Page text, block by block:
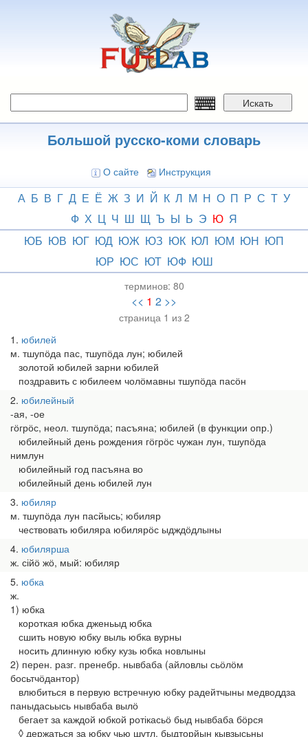
Искать
Большой русско-коми словарь
О сайте Инструкция
А Б В Г Д Е Ё Ж З И Й К Л М Н О П Р С Т У
Ф Х Ц Ч Ш Щ Ъ Ы Ь Э Ю Я
ЮБ ЮВ ЮГ ЮД ЮЖ ЮЗ ЮК ЮЛ ЮМ ЮН ЮП
ЮР ЮС ЮТ ЮФ ЮШ
терминов: 80
<< 1 2 >>
страница 1 из 2
1 юбилей
м. тшупӧда пас, тшупӧда лун; юбилей
золотой юбилей зарни юбилей
поздравить с юбилеем чолӧмавны тшупӧда пасӧн
2 юбилейный
-ая, -ое
гӧгрӧс, неол. тшупӧда; пасъяна; юбилей (в функции опр.)
юбилейный день рождения гӧгрӧс чужан лун, тшупӧда
нимлун
юбилейный год пасъяна во
юбилейный день юбилей лун
3 юбиляр
м. тшупӧда лун пасйысь; юбиляр
чествовать юбиляра юбилярӧс ыдждӧдлыны
4 юбилярша
ж. сійӧ жӧ, мый: юбиляр
5 юбка
ж.
1) юбка
короткая юбка дженьыд юбка
сшить новую юбку выль юбка вурны
носить длинную юбку кузь юбка новлыны
2) перен. разг. пренебр. нывбаба (айловлы сьӧлӧм
босьтчӧдантор)
влюбиться в первую встречную юбку радейтчыны медводдза
паныдасьысь нывбаба вылӧ
бегает за каждой юбкой ротікасьӧ быд нывбаба бӧрся
◊ держаться за юбку чью шутл. быдторйын кывзысьны